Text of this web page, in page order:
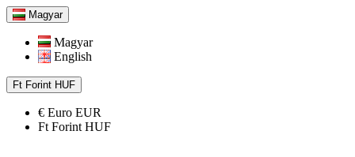
Magyar
Magyar
English
Ft Forint HUF
€ Euro EUR
Ft Forint HUF